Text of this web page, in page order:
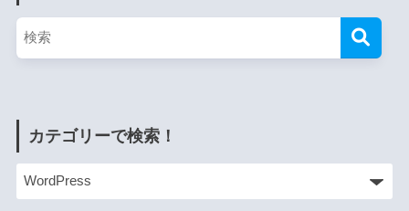
カテゴリーで検索！